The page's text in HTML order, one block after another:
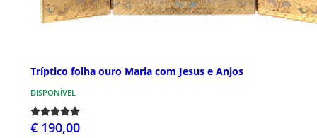
Tríptico folha ouro Maria com Jesus e Anjos
DISPONÍVEL
€ 190,00